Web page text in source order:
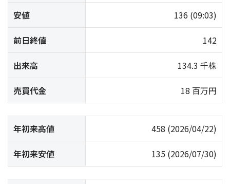
安値 136 (09:03)
前日終値 142
出来高 134.3 千株
売買代金 18 百万円
年初来高値 458 (2026/04/22)
年初来安値 135 (2026/07/30)